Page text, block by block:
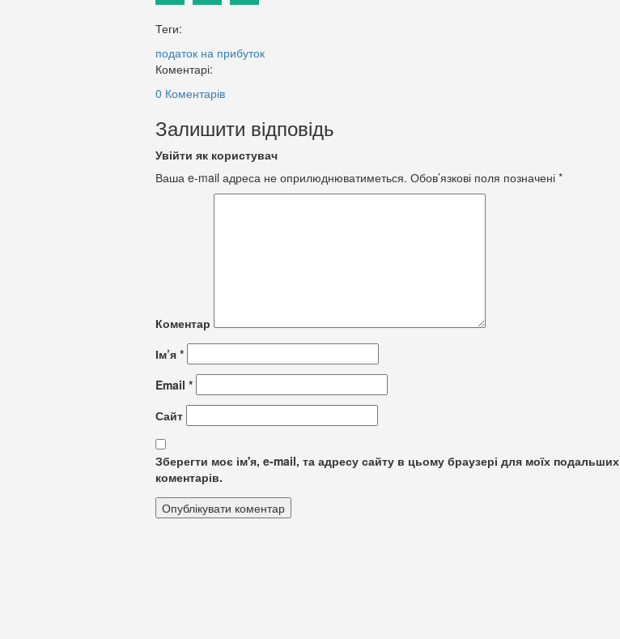
Теги:
податок на прибуток
Коментарі:
0 Коментарів
Залишити відповідь
Увійти як користувач
Ваша e-mail адреса не оприлюднюватиметься. Обов’язкові поля позначені *
Коментар
Ім’я *
Email *
Сайт
Зберегти моє ім'я, e-mail, та адресу сайту в цьому браузері для моїх подальших
коментарів.